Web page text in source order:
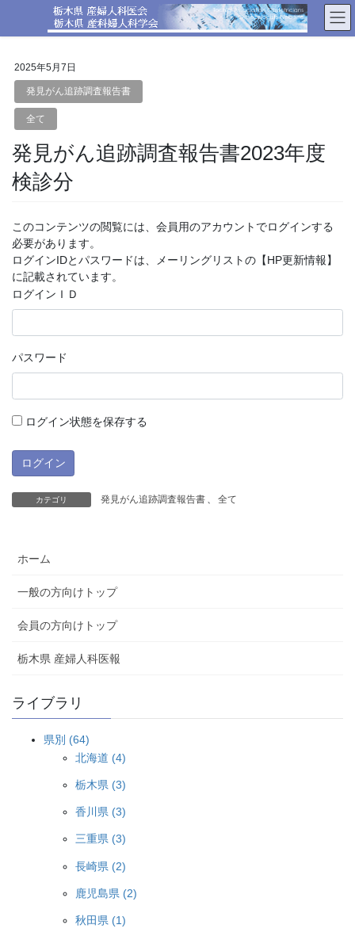
テ
ゲ
2025年5月7日
発見がん追跡調査報告書
全て
発見がん追跡調査報告書2023年度
検診分
このコンテンツの閲覧には、会員用のアカウントでログインする
必要があります。
ログインIDとパスワードは、メーリングリストの【HP更新情報】
に記載されています。
ログインＩＤ
パスワード
ログイン状態を保存する
カテゴリ 発見がん追跡調査報告書 、 全て
ホーム
一般の方向けトップ
会員の方向けトップ
栃木県 産婦人科医報
ライブラリ
県別 (64)
北海道 (4)
栃木県 (3)
香川県 (3)
三重県 (3)
長崎県 (2)
鹿児島県 (2)
秋田県 (1)